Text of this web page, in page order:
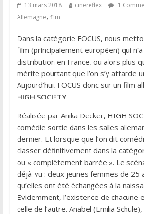
13 mars 2018 cinereflex
1
Allemagne, film
Dans la catégorie FOCUS, nous
film (principalement européen) qui
distribution en France, ou alors plus
mérite pourtant que l’on s’y attarde
Aujourd’hui, FOCUS donc sur un film
HIGH SOCIETY.
Réalisée par Anika Decker, HIGH
comédie sortie dans les salles
dernier. Et lorsque que l’on dit
classer définitivement dans la
ou « complètement barrée ». Le
déjà-vu : deux jeunes femmes de 25
qu’elles ont été échangées à la
Evidemment, l’existence de chacune
celle de l’autre. Anabel (Emilia